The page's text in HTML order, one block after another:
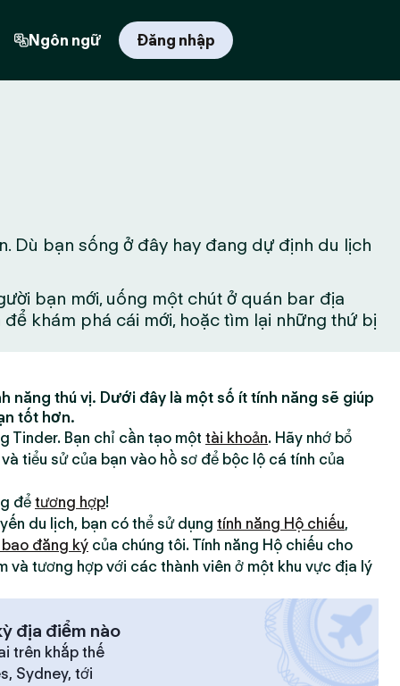
Ngôn ngữ Đăng nhập
Dù bạn sống ở đây hay đang dự định du lịch
bạn mới, uống một chút ở quán bar địa
khám phá cái mới, hoặc tìm lại những thứ bị
năng thú vị. Dưới đây là một số ít tính năng sẽ giúp
tốt hơn.
Tinder. Bạn chỉ cần tạo một tài khoản. Hãy nhớ bổ
tiểu sử của bạn vào hồ sơ để bộc lộ cá tính của
đểtương hợp!
du lịch, bạn có thể sử dụng tính năng Hộ chiếu,
đăng ký của chúng tôi. Tính năng Hộ chiếu cho
và tương hợp với các thành viên ở một khu vực địa lý
địa điểm nào
trên khắp thế
Sydney, tới